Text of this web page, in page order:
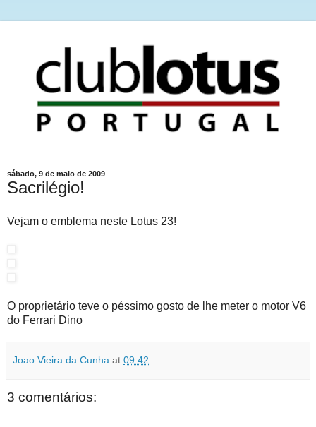
sábado, 9 de maio de 2009
Sacrilégio!
Vejam o emblema neste Lotus 23!
O proprietário teve o péssimo gosto de lhe meter o motor V6
do Ferrari Dino
Joao Vieira da Cunha at 09:42
3 comentários: